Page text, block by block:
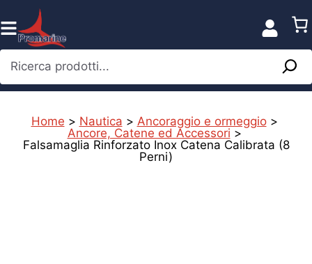
al
contenuto
Ricerca prodotti...
Home > Nautica > Ancoraggio e ormeggio>
Ancore, Catene ed Accessori >
Falsamaglia Rinforzato Inox Catena Calibrata (8
Perni)